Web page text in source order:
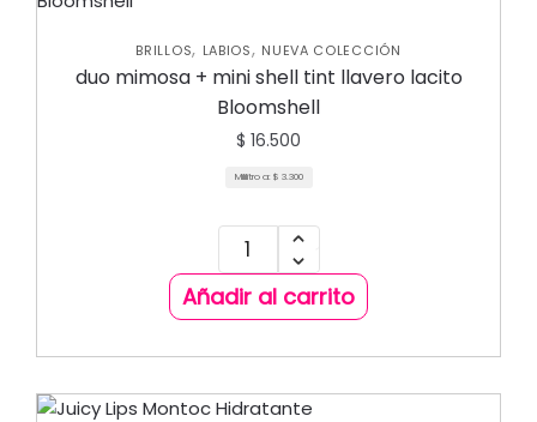
BRILLOS, LABIOS, NUEVA COLECCIÓN
duo mimosa + mini shell tint llavero lacito
Bloomshell
$ 16.500
Mililitro a: $ 3.300
Añadir al carrito